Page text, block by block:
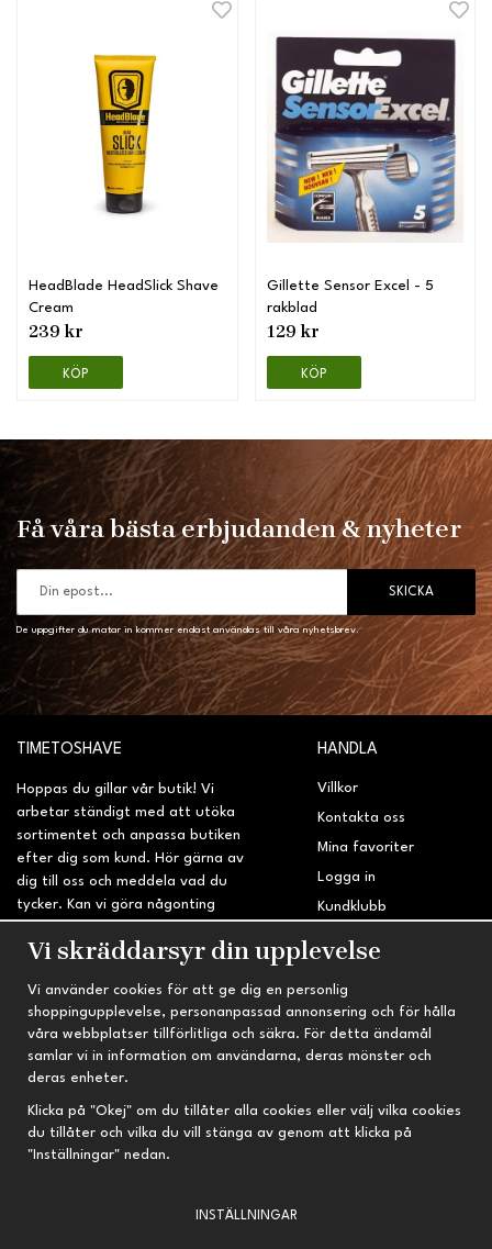
HeadBlade HeadSlick Shave
Cream
239 kr
KÖP
Gillette Sensor Excel - 5
rakblad
129 kr
KÖP
Få våra bästa erbjudanden & nyheter
SKICKA
De uppgifter du matar in kommer endast användas till våra nyhetsbrev.
TIMETOSHAVE
Hoppas du gillar vår butik! Vi
arbetar ständigt med att utöka
sortimentet och anpassa butiken
efter dig som kund. Hör gärna av
dig till oss och meddela vad du
tycker. Kan vi göra någonting
sidan?
HANDLA
Villkor
Kontakta oss
Mina favoriter
Logga in
Kundklubb
INFORMATION
Om oss
Nyheter
Nyhetsbrev
Om cookies
Prenumeration
TRYGG HANDEL
Fri frakt vid köp över 695 kr
Kvalitetsprodukter till kanonpris
Vi skräddarsyr din upplevelse
Vi använder cookies för att ge dig en personlig
shoppingupplevelse, personanpassad annonsering och för hålla
våra webbplatser tillförlitliga och säkra. För detta ändamål
samlar vi in information om användarna, deras mönster och
deras enheter.
Klicka på "Okej" om du tillåter alla cookies eller välj vilka cookies
du tillåter och vilka du vill stänga av genom att klicka på
"Inställningar" nedan.
INSTÄLLNINGAR